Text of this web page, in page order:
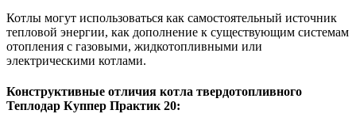
Котлы могут использоваться как самостоятельный источник
тепловой энергии, как дополнение к существующим системам
отопления с газовыми, жидкотопливными или
электрическими котлами.
Конструктивные отличия котла твердотопливного
Теплодар Куппер Практик 20: